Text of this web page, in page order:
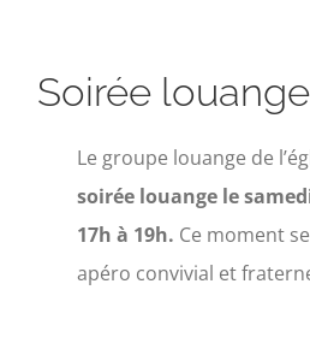
Soirée louange
Le groupe louange de
soirée louange le
17h à 19h. Ce moment
apéro convivial et